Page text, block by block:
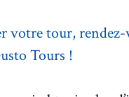
votre tour,
Tours !